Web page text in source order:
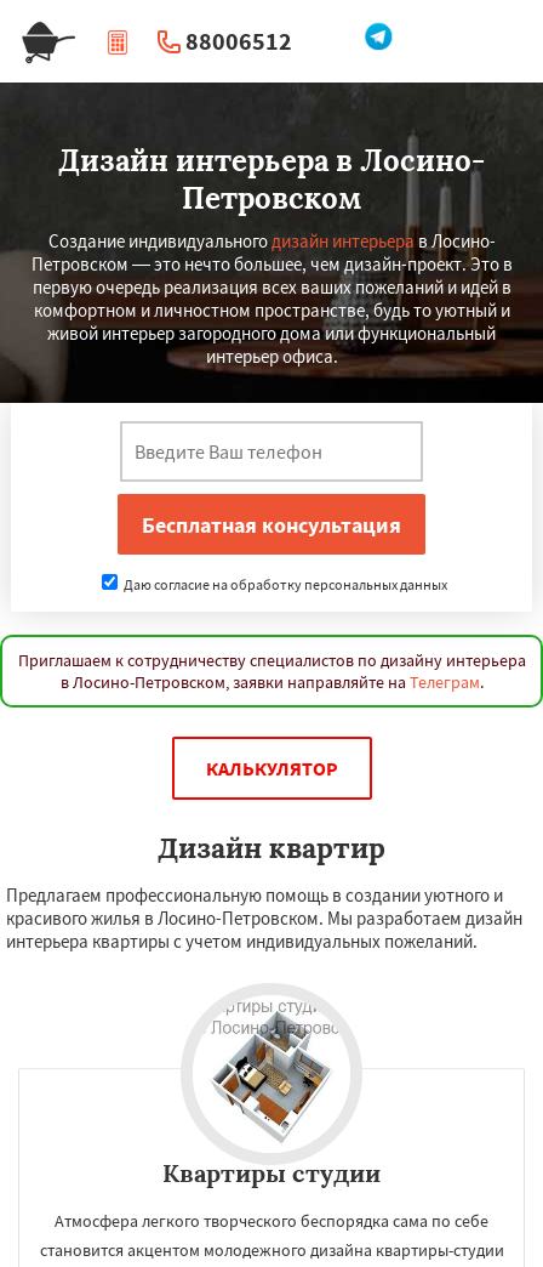
88006512
| Перезвоните мне
Дизайн интерьера в Лосино-
Петровском
Создание индивидуальногодизайн интерьера в Лосино-
Петровском — это нечто большее, чем дизайн-проект. Это в
первую очередь реализация всех ваших пожеланий и идей в
комфортном и личностном пространстве, будь то уютный и
живой интерьер загородного дома или функциональный
интерьер офиса.
Даю согласие на обработку персональных данных
Приглашаем к сотрудничеству специалистов по дизайну интерьера
в Лосино-Петровском, заявки направляйте на Телеграм.
КАЛЬКУЛЯТОР
Дизайн квартир
Предлагаем профессиональную помощь в создании уютного и
красивого жилья в Лосино-Петровском. Мы разработаем дизайн
интерьера квартиры с учетом индивидуальных пожеланий.
Квартиры студии
Атмосфера легкого творческого беспорядка сама по себе
становится акцентом молодежного дизайна квартиры-студии